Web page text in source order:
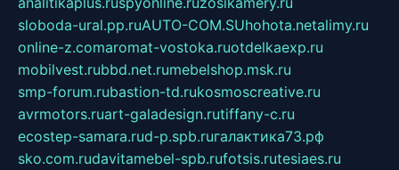
sloboda-ural.pp.ruAUTO-COM.SUhohota.netalimy.ru
online-z.comaromat-vostoka.ruotdelkaexp.ru
mobilvest.rubbd.net.rumebelshop.msk.ru
smp-forum.rubastion-td.rukosmoscreative.ru
avrmotors.ruart-galadesign.rutiffany-c.ru
ecostep-samara.rud-p.spb.ruгалактика73.рф
sko.com.rudavitamebel-spb.rufotsis.rutesiaes.ru